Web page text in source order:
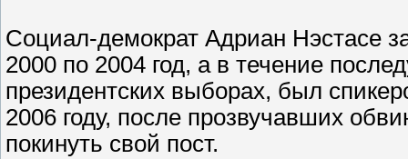
Социал-демократ Адриан Нэстасе
2000 по 2004 год, а в течение
президентских выборах, был
2006 году, после прозвучавших
покинуть свой пост.